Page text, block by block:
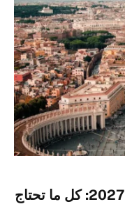
دليل تصريح الإقامة في إيطاليا 2027: كل ما تحتاج